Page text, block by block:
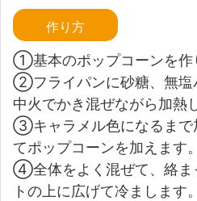
作り方
①基本のポップコーンを作
②フライパンに砂糖、無塩
中火でかき混ぜながら加熱
③キャラメル色になるまで
てポップコーンを加えます。
④全体をよく混ぜて、絡ま
トの上に広げて冷まします。